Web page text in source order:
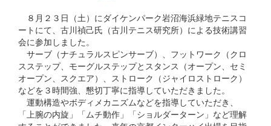
８月２３日（土）にダイケンパーク岩沼海浜緑地テニスコ
ートにて、古川禎己氏（古川テニス研究所）による技術講習
会に参加しました。
サーブ（ナチュラルスピンサーブ）、フットワーク（クロ
スステップ、モーグルステップとスタンス（オープン、セミ
オープン、スクエア）、ストローク（ジャイロストローク）
などを３時間強、懇切丁寧に指導していただきました。
運動構造やボディメカニズムなどを指導していただき、
「上腕の内旋」「ムチ動作」「ショルダーターン」など理解